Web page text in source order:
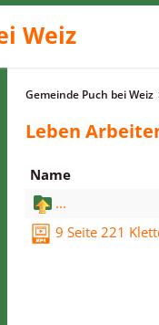
Weiz
Gemeinde Puch bei Weiz
Leben
Name
...
9 Seite 221